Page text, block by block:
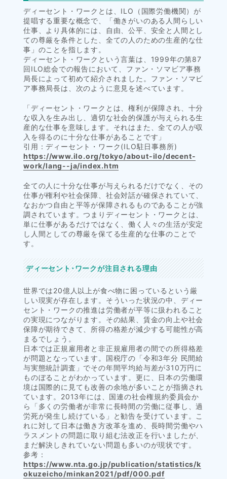
ディーセント・ワークとは、ILO（国際労働機関）が
提唱する重要な概念で、「働きがいのある人間らしい
仕事、より具体的には、自由、公平、安全と人間とし
ての尊厳を条件とした、全ての人のための生産的な仕
事」のことを指します。
ディーセント・ワークという言葉は、1999年の第87
回ILO総会での報告において、ファン・ソマビア事務
局長によって初めて紹介されました。ファン・ソマビ
ア事務局長は、次のように意見を述べています。
「ディーセント・ワークとは、権利が保障され、十分
な収入を生み出し、適切な社会的保護が与えられる生
産的な仕事を意味します。それはまた、全ての人が収
入を得るのに十分な仕事があることです」
引用：ディーセント・ワーク(ILO駐日事務所)
https://www.ilo.org/tokyo/about-ilo/decent-
work/lang--ja/index.htm
全ての人に十分な仕事が与えられるだけでなく、その
仕事が権利や社会保障、社会対話が確保されていて、
なおかつ自由と平等が保障されるものであることが強
調されています。つまりディーセント・ワークとは、
単に仕事があるだけではなく、働く人々の生活が安定
し人間としての尊厳を保てる生産的な仕事のことで
す。
ディーセント･ワークが注目される理由
世界では20億人以上が食べ物に困っているという厳
しい現実が存在します。そういった状況の中、ディー
セント・ワークの推進は労働者が平等に扱われること
の実現につながります。その結果、賃金の向上や社会
保障が期待できて、所得の格差が減少する可能性が高
まるでしょう。
日本では正規雇用者と非正規雇用者の間での所得格差
が問題となっています。国税庁の「令和3年分 民間給
与実態統計調査」でその年間平均給与差が310万円に
ものぼることがわかっています。更に、日本の労働環
境は国際的に見ても改善の余地が多いことが指摘され
ています。2013年には、国連の社会権規約委員会か
ら「多くの労働者が非常に長時間の労働に従事し、過
労死が発生し続けている」と勧告を受けています。こ
れに対して日本は働き方改革を進め、長時間労働やハ
ラスメントの問題に取り組む法改正を行いましたが、
まだ解決しきれていない問題も多いのが現状です。
参考：
https://www.nta.go.jp/publication/statistics/k
okuzeicho/minkan2021/pdf/000.pdf